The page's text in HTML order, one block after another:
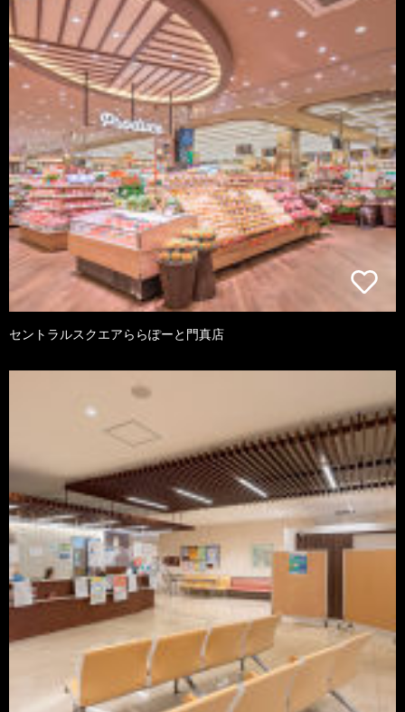
セントラルスクエアららぽーと門真店